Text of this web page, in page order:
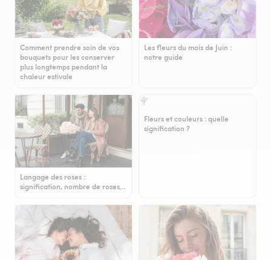
Comment prendre soin de vos
bouquets pour les conserver
plus longtemps pendant la
chaleur estivale
Les fleurs du mois de Juin :
notre guide
Langage des roses :
signification, nombre de roses…
Fleurs et couleurs : quelle
signification ?